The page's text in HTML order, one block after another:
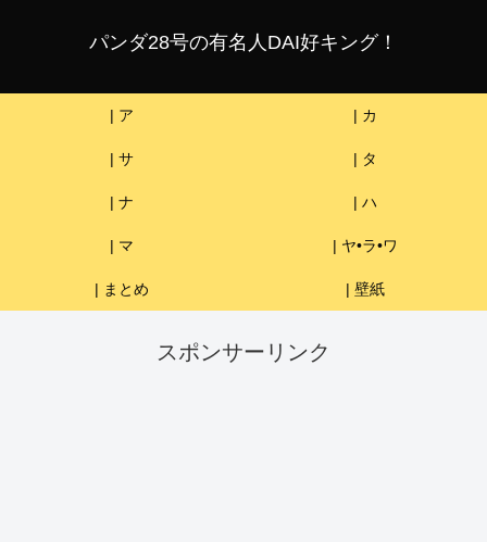
パンダ28号の有名人DAI好キング！
| ア | カ
| サ | タ
| ナ | ハ
| マ | ヤ•ラ•ワ
| まとめ | 壁紙
スポンサーリンク